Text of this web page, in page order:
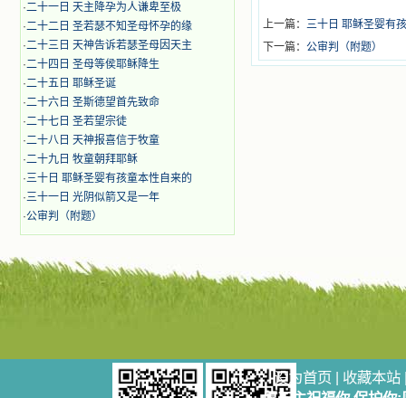
·二十一日 天主降孕为人谦卑至极
·二十二日 圣若瑟不知圣母怀孕的缘
·二十三日 天神告诉若瑟圣母因天主
·二十四日 圣母等侯耶稣降生
·二十五日 耶稣圣诞
·二十六日 圣斯德望首先致命
·二十七日 圣若望宗徒
·二十八日 天神报喜信于牧童
·二十九日 牧童朝拜耶稣
·三十日 耶稣圣婴有孩童本性自来的
·三十一日 光阴似箭又是一年
·公审判（附题）
上一篇： 三十日 耶稣圣婴有
下一篇： 公审判（附题）
设为首页 | 收藏本站